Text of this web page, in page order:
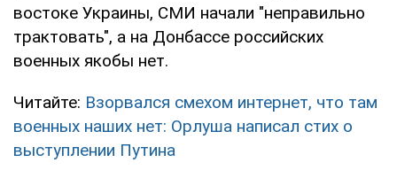
востоке Украины, СМИ начали "неправильно
трактовать", а на Донбассе российских
военных якобы нет.
Читайте: Взорвался смехом интернет, что там
военных наших нет: Орлуша написал стих о
выступлении Путина